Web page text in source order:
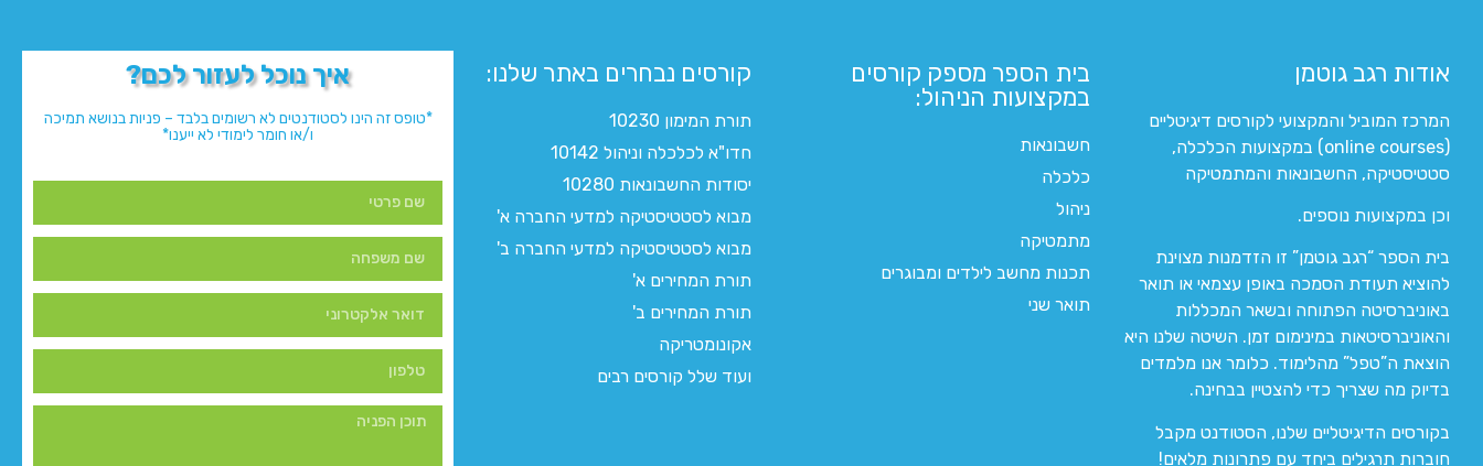
אודות רגב גוטמן
המרכז המוביל והמקצועי לקורסים דיגיטליים
(online courses) במקצועות הכלכלה,
סטטיסטיקה, החשבונאות והמתמטיקה
וכן במקצועות נוספים.
בית הספר “רגב גוטמן” זו הזדמנות מצוינת
להוציא תעודת הסמכה באופן עצמאי או תואר
באוניברסיטה הפתוחה ובשאר המכללות
והאוניברסיטאות במינימום זמן. השיטה שלנו היא
הוצאת ה”טפל” מהלימוד. כלומר אנו מלמדים
בדיוק מה שצריך כדי להצטיין בבחינה.
בקורסים הדיגיטליים שלנו, הסטודנט מקבל
חוברות תרגילים ביחד עם פתרונות מלאים!
בית הספר מספק קורסים
במקצועות הניהול:
חשבונאות
כלכלה
ניהול
מתמטיקה
תכנות מחשב לילדים ומבוגרים
תואר שני
קורסים נבחרים באתר שלנו:​
תורת המימון 10230
חדו"א לכלכלה וניהול 10142
יסודות החשבונאות 10280
מבוא לסטטיסטיקה למדעי החברה א'
מבוא לסטטיסטיקה למדעי החברה ב'
תורת המחירים א'
תורת המחירים ב'
אקונומטריקה
ועוד שלל קורסים רבים
איך נוכל לעזור לכם?
*טופס זה הינו לסטודנטים לא רשומים בלבד – פניות בנושא תמיכה
ו/או חומר לימודי לא ייענו*